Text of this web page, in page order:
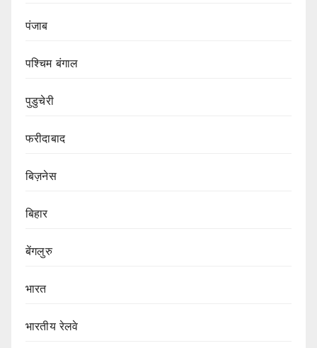
पंजाब
पश्चिम बंगाल
पुडुचेरी
फरीदाबाद
बिज़नेस
बिहार
बेंगलुरु
भारत
भारतीय रेलवे